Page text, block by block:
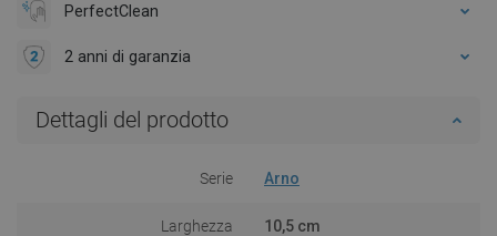
PerfectClean
2 anni di garanzia
Dettagli del prodotto
Serie Arno
Larghezza 10,5 cm